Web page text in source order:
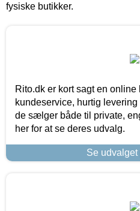
fysiske butikker.
Rito.dk er kort sagt en
kundeservice, hurtig
de sælger både til private,
her for at se deres udvalg.
Se